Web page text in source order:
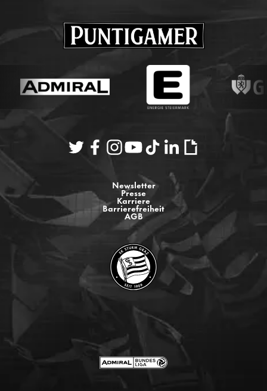
Newsletter
Presse
Karriere
Barrierefreiheit
AGB